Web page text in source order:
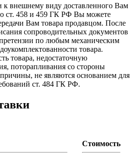
к внешнему виду доставленного Вам
ст. 458 и 459 ГК РФ Вы можете
Вам товара продавцом. После
сопроводительных документов
по любым механическим
товара.
товара, недостаточную
поторапливания со стороны
не являются основанием для
ст. 484 ГК РФ.
Стоимость